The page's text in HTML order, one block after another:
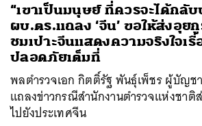
“เขาเป็นมนุษย์ ที่ควรจะได้กลับ
ผบ.ตร.แถลง ‘จีน’ ขอให้ส่งอุย
ชมเปาะจีนแสดงความจริงใจเ
ปลอดภัยเต็มที่
พลตำรวจเอก กิตติ์รัฐ พันธุ์เพ็ชร ผู้บัญช
แถลงข่าวกรณีสำนักงานตำรวจแห่งชาติ
ไปยังประเทศจีน